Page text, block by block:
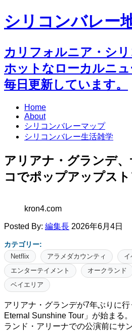
シリコンバレー
カリフォルニア・シ
ホットなローカルニュ
毎日更新しています。
Home
About
シリコンバレーマップ
シリコンバレー生活雑学
アリアナ・グランデ
コでポップアップス
kron4.com
Posted By: 編集長 2026年6月4日
カテゴリー:
Netflix アラメダカウンティ
イ
エンターテイメント
オークランド
ベイエリア
アリアナ・グランデが7年ぶりに
Eternal Sunshine Tour」が始まる
ランド・アリーナでの公演前にサ